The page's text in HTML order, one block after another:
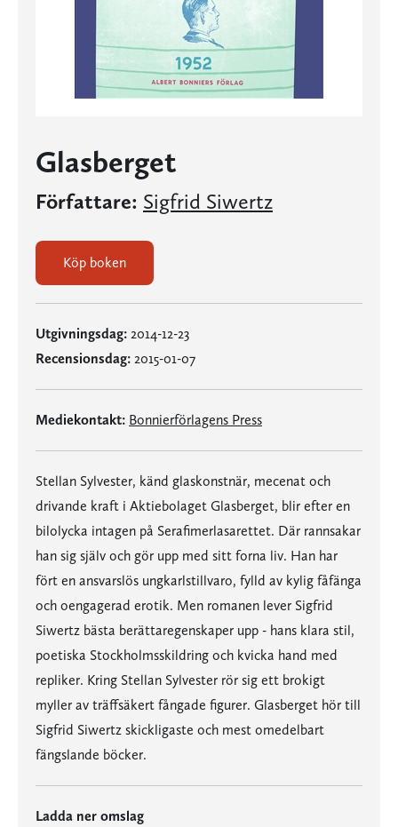
Glasberget
Författare: Sigfrid Siwertz
Köp boken
Utgivningsdag: 2014-12-23
Recensionsdag: 2015-01-07
Mediekontakt: Bonnierförlagens Press
Stellan Sylvester, känd glaskonstnär, mecenat och
drivande kraft i Aktiebolaget Glasberget, blir efter en
bilolycka intagen på Serafimerlasarettet. Där rannsakar
han sig själv och gör upp med sitt forna liv. Han har
fört en ansvarslös ungkarlstillvaro, fylld av kylig fåfänga
och oengagerad erotik. Men romanen lever Sigfrid
Siwertz bästa berättaregenskaper upp - hans klara stil,
poetiska Stockholmsskildring och kvicka hand med
repliker. Kring Stellan Sylvester rör sig ett brokigt
myller av träffsäkert fångade figurer. Glasberget hör till
Sigfrid Siwertz skickligaste och mest omedelbart
fängslande böcker.
Ladda ner omslag